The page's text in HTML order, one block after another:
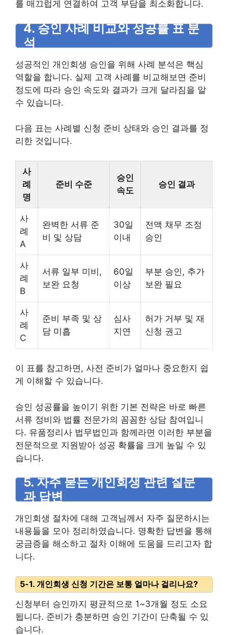
를 매끄럽게 연결하여 고객 부담을 최소화합니다.
4. 승인 사례 비교와 성공률 표 분
석
성공적인 개인회생 승인을 위해 사례 분석은 핵심
역할을 합니다. 실제 고객 사례를 비교해보면 준비
정도에 따라 승인 속도와 결과가 크게 달라짐을 알
수 있습니다.
다음 표는 사례별 신청 준비 상태와 승인 결과를 정
리한 것입니다.
사
례
명
준비 수준
승인
속도
승인 결과
사
례
A
완벽한 서류 준
비 및 상담
30일
이내
전액 채무 조정
승인
사
례
B
서류 일부 미비,
보완 요청
60일
이상
부분 승인, 추가
보완 필요
사
례
C
준비 부족 및 상
담 미흡
심사
지연
허가 거부 및 재
신청 권고
이 표를 참고하면, 사전 준비가 얼마나 중요한지 쉽
게 이해할 수 있습니다.
승인 성공률을 높이기 위한 기본 전략은 바로 빠른
서류 정비와 법률 전문가의 꼼꼼한 상담 참여입니
다. 유품정리사 법무법인과 함께라면 이러한 부분을
전문적으로 지원받아 성공 확률을 크게 높일 수 있
습니다.
5. 자주 묻는 개인회생 관련 질문
과 답변
개인회생 절차에 대해 고객님께서 자주 질문하시는
내용들을 모아 정리하였습니다. 명확한 답변을 통해
궁금증을 해소하고 절차 이해에 도움을 드리고자 합
니다.
5-1. 개인회생 신청 기간은 보통 얼마나 걸리나요?
신청부터 승인까지 평균적으로 1~3개월 정도 소요
됩니다. 준비가 충분하면 승인 기간이 단축될 수 있
습니다.